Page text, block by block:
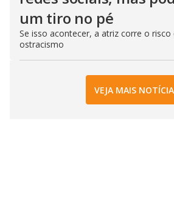
um tiro no pé
Se isso acontecer, a atriz corre o risco
ostracismo
VEJA MAIS